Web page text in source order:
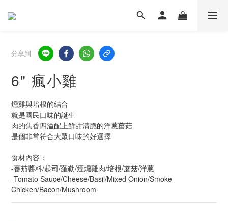
分享到
6" 瘋小雞
燻雞與培根的結合
就是國民口味的誕生
肉的焦香四溢配上鮮甜清脆的洋蔥蘑菇
是個非常符合大眾口味的好選擇
食材內容：
-蕃茄醬料/起司/羅勒/煙燻雞肉/培根/蘑菇/洋蔥
-Tomato Sauce/Cheese/Basil/Mixed Onion/Smoke
Chicken/Bacon/Mushroom